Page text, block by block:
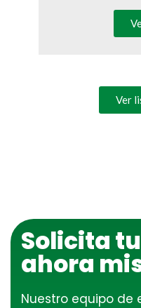
Ver
Solicita
ahora
Nuestro equipo de